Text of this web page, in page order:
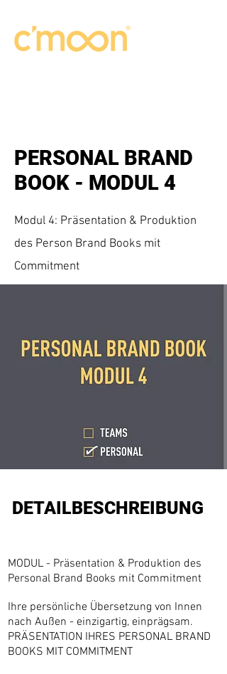
PERSONAL BRAND
BOOK - MODUL 4
Modul 4: Präsentation & Produktion
des Person Brand Books mit
Commitment
DETAILBESCHREIBUNG
MODUL - Präsentation & Produktion des
Personal Brand Books mit Commitment
Ihre persönliche Übersetzung von Innen
nach Außen - einzigartig, einprägsam.
PRÄSENTATION IHRES PERSONAL BRAND
BOOKS MIT COMMITMENT